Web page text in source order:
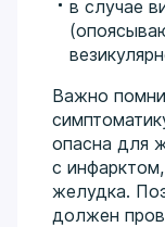
в случае
Важно
опасна для
с
желудка.
должен